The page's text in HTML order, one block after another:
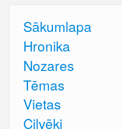
Sākumlapa
Hronika
Nozares
Tēmas
Vietas
Cilvēki